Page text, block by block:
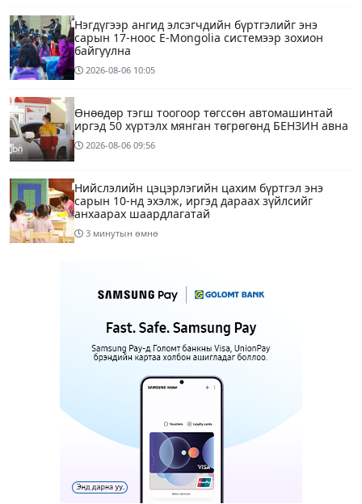
Нэгдүгээр ангид элсэгчдийн бүртгэлийг энэ
сарын 17-ноос E-Mongolia системээр зохион
байгуулна
2026-08-06 10:05
Өнөөдөр тэгш тоогоор төгссөн автомашинтай
иргэд 50 хүртэлх мянган төгрөгөнд БЕНЗИН авна
2026-08-06 09:56
Нийслэлийн цэцэрлэгийн цахим бүртгэл энэ
сарын 10-нд эхэлж, иргэд дараах зүйлсийг
анхаарах шаардлагатай
3 минутын өмнө
3 цагийн өмнө 1
Татварын өртэй шатахуун импортлогч ААН-
12 цагийн өмнө
Маргааш Улаанбаатарт 28 хэм дулаан, багавтар
14 цагийн өмнө